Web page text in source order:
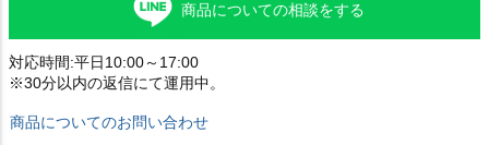
商品についての相談をする
対応時間:平日10:00～17:00
※30分以内の返信にて運用中。
商品についてのお問い合わせ